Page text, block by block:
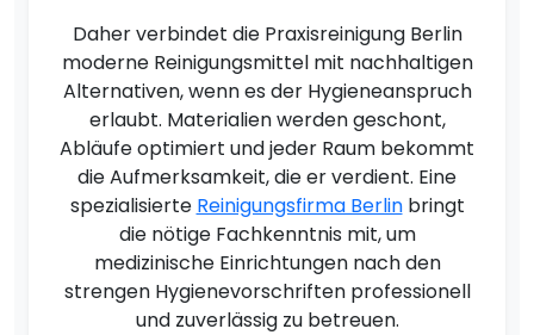
Daher verbindet die Praxisreinigung Berlin
moderne Reinigungsmittel mit nachhaltigen
Alternativen, wenn es der Hygieneanspruch
erlaubt. Materialien werden geschont,
Abläufe optimiert und jeder Raum bekommt
die Aufmerksamkeit, die er verdient. Eine
spezialisierte Reinigungsfirma Berlinbringt
die nötige Fachkenntnis mit, um
medizinische Einrichtungen nach den
strengen Hygienevorschriften professionell
und zuverlässig zu betreuen.